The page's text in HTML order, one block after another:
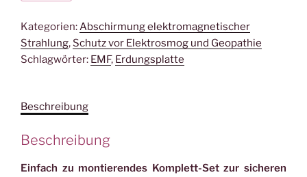
EPK
eco
Menge
Kategorien:Abschirmung elektromagnetischer
Strahlung, Schutz vor Elektrosmog und Geopathie
Schlagwörter: EMF, Erdungsplatte
Beschreibung
Beschreibung
Einfach zu montierendes Komplett-Set zur sicheren